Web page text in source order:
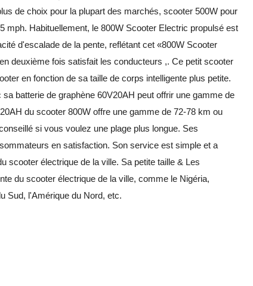
de choix pour la plupart des marchés, scooter 500W pour
mph. Habituellement, le 800W Scooter Electric propulsé est
d'escalade de la pente, reflétant cet «800W Scooter
deuxième fois satisfait les conducteurs ,. Ce petit scooter
en fonction de sa taille de corps intelligente plus petite.
batterie de graphène 60V20AH peut offrir une gamme de
du scooter 800W offre une gamme de 72-78 km ou
si vous voulez une plage plus longue. Ses
en satisfaction. Son service est simple et a
scooter électrique de la ville. Sa petite taille & Les
du scooter électrique de la ville, comme le Nigéria,
Sud, l'Amérique du Nord, etc.